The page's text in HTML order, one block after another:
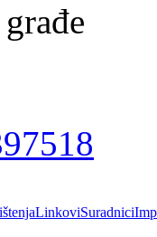
LinkoviSuradnici